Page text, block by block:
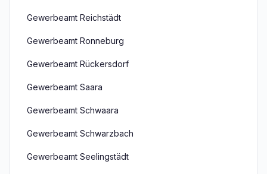
Gewerbeamt Reichstädt
Gewerbeamt Ronneburg
Gewerbeamt Rückersdorf
Gewerbeamt Saara
Gewerbeamt Schwaara
Gewerbeamt Schwarzbach
Gewerbeamt Seelingstädt